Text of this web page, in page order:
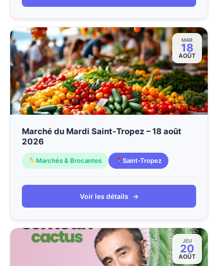
MAR
18
AOÛT
Marché du Mardi Saint-Tropez – 18 août
2026
Marchés & Brocantes Saint-Tropez
Voir les détails →
JEU
20
AOÛT